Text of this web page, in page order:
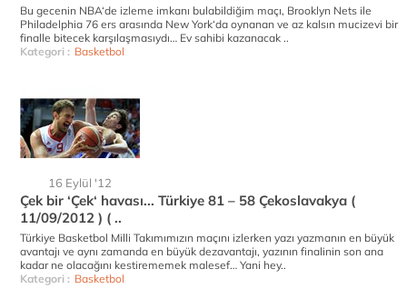
Bu gecenin NBA‘de izleme imkanı bulabildiğim maçı, Brooklyn Nets ile
Philadelphia 76 ers arasında New York‘da oynanan ve az kalsın mucizevi bir
finalle bitecek karşılaşmasıydı… Ev sahibi kazanacak ..
Kategori : Basketbol
16 Eylül '12
Çek bir ‘Çek‘ havası... Türkiye 81 – 58 Çekoslavakya (
11/09/2012 ) ( ..
Türkiye Basketbol Milli Takımımızın maçını izlerken yazı yazmanın en büyük
avantajı ve aynı zamanda en büyük dezavantajı, yazının finalinin son ana
kadar ne olacağını kestirememek malesef… Yani hey..
Kategori : Basketbol